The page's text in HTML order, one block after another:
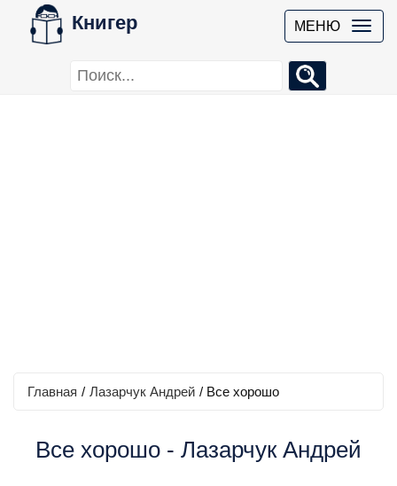
Книгер МЕНЮ
Главная / Лазарчук Андрей / Все хорошо
Все хорошо - Лазарчук Андрей